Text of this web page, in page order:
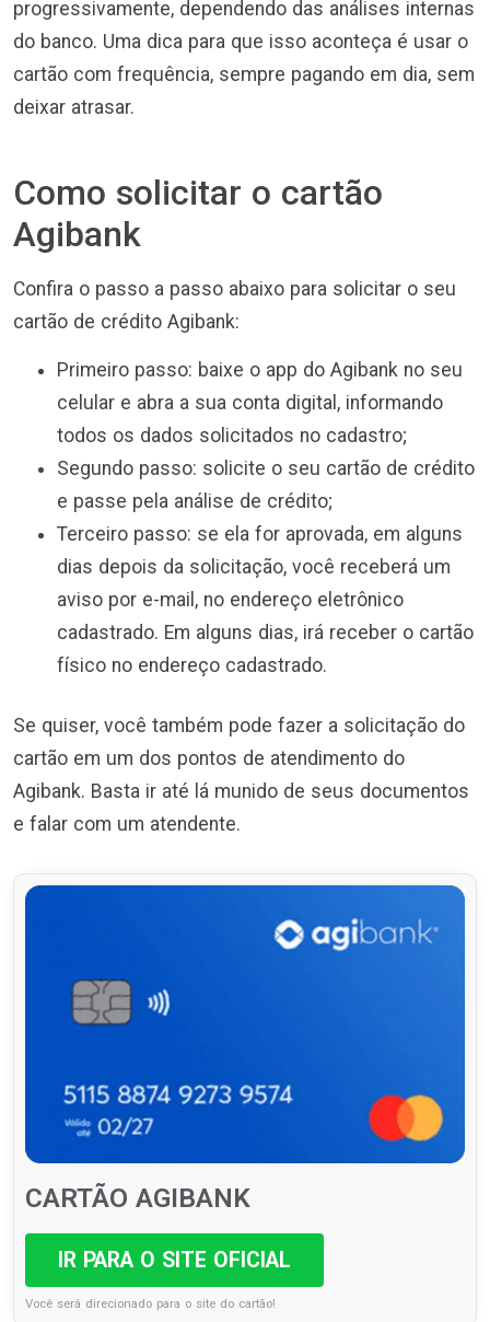
progressivamente, dependendo das análises internas
do banco. Uma dica para que isso aconteça é usar o
cartão com frequência, sempre pagando em dia, sem
deixar atrasar.
Como solicitar o cartão
Agibank
Confira o passo a passo abaixo para solicitar o seu
cartão de crédito Agibank:
Primeiro passo: baixe o app do Agibank no seu
celular e abra a sua conta digital, informando
todos os dados solicitados no cadastro;
Segundo passo: solicite o seu cartão de crédito
e passe pela análise de crédito;
Terceiro passo: se ela for aprovada, em alguns
dias depois da solicitação, você receberá um
aviso por e-mail, no endereço eletrônico
cadastrado. Em alguns dias, irá receber o cartão
físico no endereço cadastrado.
Se quiser, você também pode fazer a solicitação do
cartão em um dos pontos de atendimento do
Agibank. Basta ir até lá munido de seus documentos
e falar com um atendente.
CARTÃO AGIBANK
IR PARA O SITE OFICIAL
Você será direcionado para o site do cartão!